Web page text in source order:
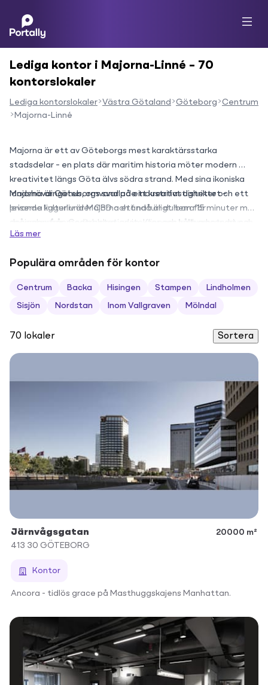
Lediga kontor i Majorna-Linné – 70
kontorslokaler
Lediga kontorslokaler Västra Götaland Göteborg
Centrum
Majorna-Linné
Majorna är ett av Göteborgs mest karaktärsstarka
stadsdelar – en plats där maritim historia möter modern
kreativitet längs Göta älvs södra strand. Med sina ikoniska
landshövdingehus, omvandlade industrifastigheter och ett
levande kulturliv är Majorna ett naturligt hem för
bolag som värdesätter identitet och atmosfär lika högt som
Majorna är Göteborgs svar på ett kreativt distriktet –
priserna ligger under CBD och ändå är du bara 15 minuter med
Röda Sten Konsthall sätter tonen: det är kreativitet,
Läs mer
Populära områden för kontor
Centrum Backa Hisingen Stampen Lindholmen
Sisjön Nordstan Inom Vallgraven Mölndal
70 lokaler Sortera
Järnvågsgatan
20000 m²
413 30 GÖTEBORG
Kontor
Ancora - tidlös grace på Masthuggskajens Manhattan.